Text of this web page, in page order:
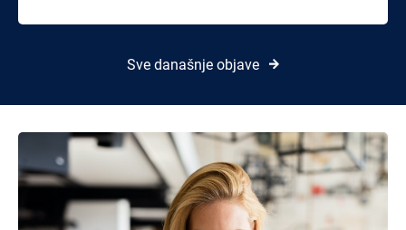
Sve današnje objave